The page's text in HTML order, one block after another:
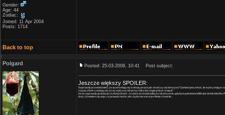
Gender:
Age: 44
Zodiac:
Joined: 11 Apr 2004
Posts: 1714
Back to top
Polgard Posted: 25-03-2008, 10:41 Post subject:
Jeszcze większy SPOILER:
Naprawdę przewidziałeś, że wystrzelają się 3 minuty po tym jak skończy się benzyna? Zamiast poczekać, ile wytrzymają w
rozpaczliwie czepiają się życia, walczą o nie przez kilka dni, nagle pstryk i kaput?
No to naprawdę gratulacje za domyślność. Ja może przewidziałbym zakończenie, gdybym potraktował film jak dzieło
dnia. Uśmiałem się więc co prawda nieźle, ale chyba nie o to w tym filmie chodziło...